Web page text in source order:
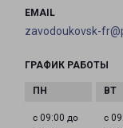
EMAIL
zavodoukovsk-
ГРАФИК РАБОТЫ
с 09:00 до
с